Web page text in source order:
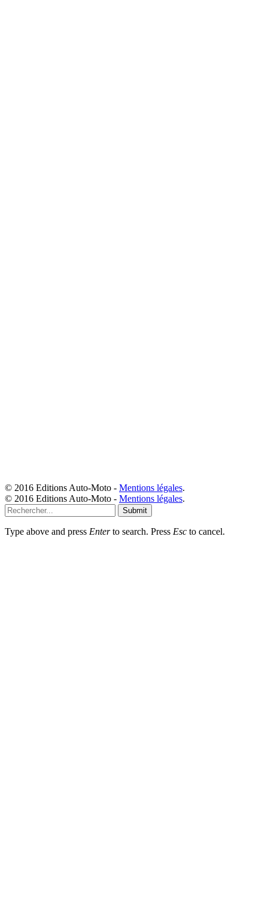
© 2016 Editions Auto-Moto - Mentions légales.
© 2016 Editions Auto-Moto - Mentions légales.
Submit
Type above and press Enterto search. Press Esc to cancel.